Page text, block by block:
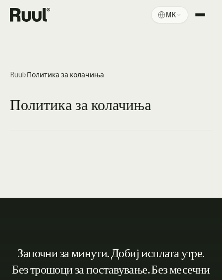
Ruul дома MK
Цени
Ruul›Политика за колачиња
Политика за колачиња
Започни за минути. Добиј исплата утре.
Без трошоци за поставување. Без месечни